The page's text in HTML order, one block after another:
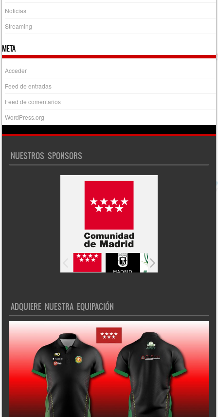
Noticias
Streaming
META
Acceder
Feed de entradas
Feed de comentarios
WordPress.org
NUESTROS SPONSORS
ADQUIERE NUESTRA EQUIPACIÓN